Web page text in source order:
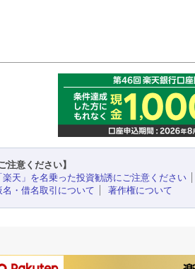
ご注意ください】
楽天」を名乗った投資勧誘にご注意ください
名・借名取引について
著作権について